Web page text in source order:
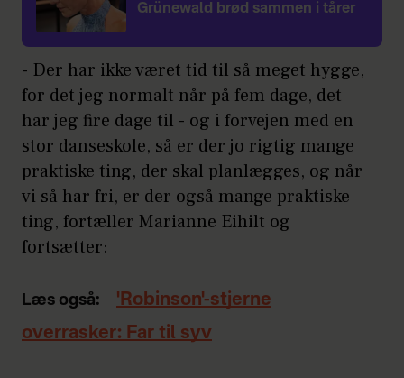
Grünewald brød sammen i tårer
- Der har ikke været tid til så meget hygge,
for det jeg normalt når på fem dage, det
har jeg fire dage til - og i forvejen med en
stor danseskole, så er der jo rigtig mange
praktiske ting, der skal planlægges, og når
vi så har fri, er der også mange praktiske
ting, fortæller Marianne Eihilt og
fortsætter:
Læs også:
'Robinson'-stjerne
overrasker: Far til syv